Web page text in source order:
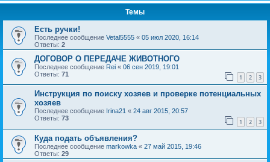
Темы
Есть ручки!
Последнее сообщение Vetal5555 « 05 июл 2020, 16:14
Ответы: 2
ДОГОВОР О ПЕРЕДАЧЕ ЖИВОТНОГО
Последнее сообщение Rei « 06 сен 2019, 19:01
Ответы: 71 1 2 3
Инструкция по поиску хозяев и проверке потенциальных
хозяев
Последнее сообщение Irina21 « 24 авг 2015, 20:57
Ответы: 73 1 2 3
Куда подать объявления?
Последнее сообщение markowka « 27 май 2015, 19:46
Ответы: 29